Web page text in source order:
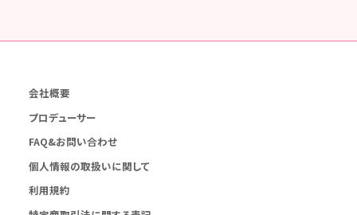
会社概要
プロデューサー
FAQ&お問い合わせ
個人情報の取扱いに関して
利用規約